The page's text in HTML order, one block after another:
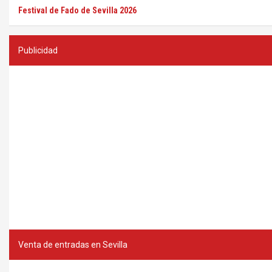
Festival de Fado de Sevilla 2026
Publicidad
Venta de entradas en Sevilla